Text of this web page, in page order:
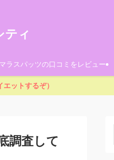
ティ
ラスパッツの口コミをレビュー
ットするぞ）
調査して